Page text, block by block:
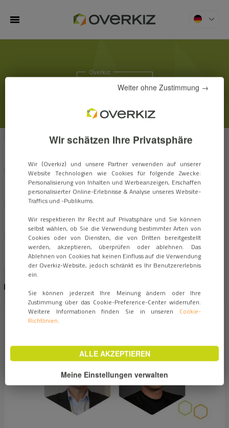
MENU
Overkiz
KIZBLOG
INNOVATIONEN MARKET-TRENDS
VERANSTALTUNGEN ARCHIV
NEUSTE NACHRICHTEN
Wir schätzen Ihre Privatsphäre
Wir (Overkiz) und unsere Partner verwenden auf unserer
Website Technologien wie Cookies für folgende Zwecke:
Personalisierung von Inhalten und Werbeanzeigen, Erschaffen
personalisierter Online-Erlebnisse & Analyse unseres Website-
Traffics und -Publikums.
Wir respektieren Ihr Recht auf Privatsphäre und Sie können
selbst wählen, ob Sie die Verwendung bestimmter Arten von
Cookies oder von Diensten, die von Dritten bereitgestellt
werden, akzeptieren, überprüfen oder ablehnen. Das
Ablehnen von Cookies hat keinen Einfluss auf die Verwendung
der Overkiz-Website, jedoch schränkt es Ihr Benutzererlebnis
ein.
Sie können jederzeit Ihre Meinung ändern oder Ihre
Zustimmung über das Cookie-Preference-Center widerrufen.
Weitere Informationen finden Sie in unseren Cookie-
Richtlinien.
Weiter ohne Zustimmung →
ALLE AKZEPTIEREN
Meine Einstellungen verwalten